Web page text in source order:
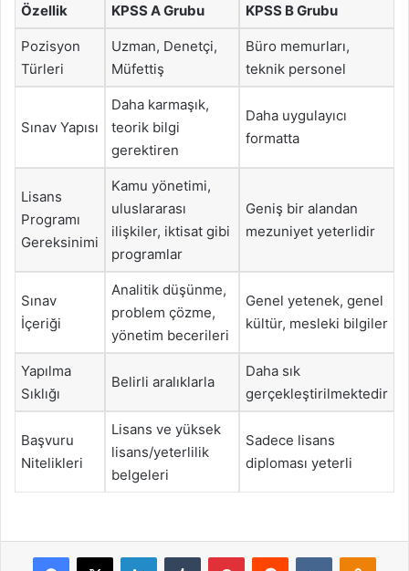
Özellik KPSS A Grubu KPSS B Grubu
Pozisyon
Türleri
Uzman, Denetçi,
Müfettiş
Büro memurları,
teknik personel
Sınav Yapısı
Daha karmaşık,
teorik bilgi
gerektiren
Daha uygulayıcı
formatta
Lisans
Programı
Gereksinimi
Kamu yönetimi,
uluslararası
ilişkiler, iktisat gibi
programlar
Geniş bir alandan
mezuniyet yeterlidir
Sınav
İçeriği
Analitik düşünme,
problem çözme,
yönetim becerileri
Genel yetenek, genel
kültür, mesleki bilgiler
Yapılma
Sıklığı
Belirli aralıklarla
Daha sık
gerçekleştirilmektedir
Başvuru
Nitelikleri
Lisans ve yüksek
lisans/yeterlilik
belgeleri
Sadece lisans
diploması yeterli
Facebook
X LinkedInTumblr PinterestReddit VKontakte